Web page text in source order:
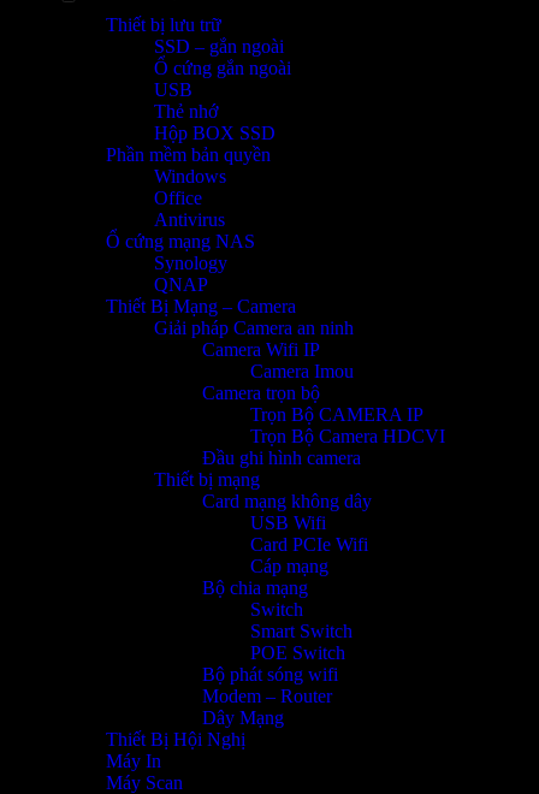
Thiết bị lưu trữ
SSD – gắn ngoài
Ổ cứng gắn ngoài
USB
Thẻ nhớ
Hộp BOX SSD
Phần mềm bản quyền
Windows
Office
Antivirus
Ổ cứng mạng NAS
Synology
QNAP
Thiết Bị Mạng – Camera
Giải pháp Camera an ninh
Camera Wifi IP
Camera Imou
Camera trọn bộ
Trọn Bộ CAMERA IP
Trọn Bộ Camera HDCVI
Đầu ghi hình camera
Thiết bị mạng
Card mạng không dây
USB Wifi
Card PCIe Wifi
Cáp mạng
Bộ chia mạng
Switch
Smart Switch
POE Switch
Bộ phát sóng wifi
Modem – Router
Dây Mạng
Thiết Bị Hội Nghị
Máy In
Máy Scan